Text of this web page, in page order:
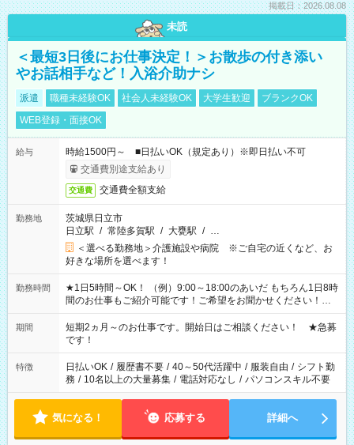
掲載日：2026.08.08
未読
＜最短3日後にお仕事決定！＞お散歩の付き添い
やお話相手など！入浴介助ナシ
派遣 職種未経験OK 社会人未経験OK 大学生歓迎
ブランクOK
WEB登録・面接OK
給与
時給1500円～ ■日払いOK（規定あり）※即日払い不可
交通費別途支給あり
交通費 交通費全額支給
勤務地
茨城県日立市
日立駅 / 常陸多賀駅 / 大甕駅 / …
＜選べる勤務地＞介護施設や病院 ※ご自宅の近くなど、お
好きな場所を選べます！
勤務時間
★1日5時間～OK！ （例）9:00～18:00のあいだ もちろん1日8時
間のお仕事もご紹介可能です！ご希望をお聞かせください！★
家庭の都合でお休みが必要な場合も遠慮なくご相談ください。
※週最低15時間以上の勤務が必要です
期間
短期2ヵ月～のお仕事です。開始日はご相談ください！ ★急募
です！
特徴 日払いOK / 履歴書不要 / 40～50代活躍中 / 服装自由 / シフト勤
務 / 10名以上の大量募集 / 電話対応なし / パソコンスキル不要
気になる！ 応募する 詳細へ